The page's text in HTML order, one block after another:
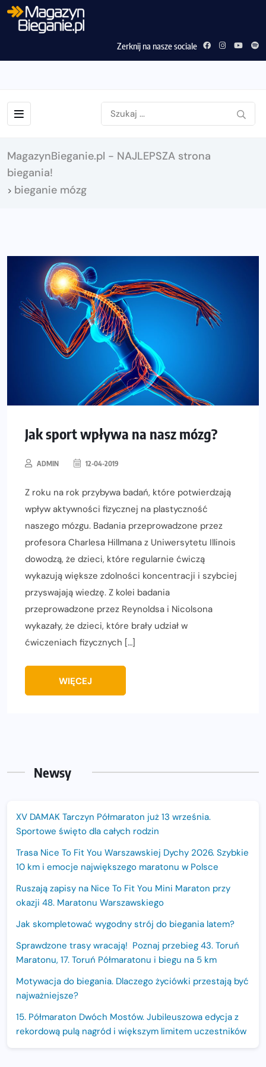
Zerknij na nasze sociale
MagazynBieganie.pl - NAJLEPSZA strona
biegania!
> bieganie mózg
Jak sport wpływa na nasz mózg?
ADMIN 12-04-2019
Z roku na rok przybywa badań, które potwierdzają
wpływ aktywności fizycznej na plastyczność
naszego mózgu. Badania przeprowadzone przez
profesora Charlesa Hillmana z Uniwersytetu Illinois
dowodzą, że dzieci, które regularnie ćwiczą
wykazują większe zdolności koncentracji i szybciej
przyswajają wiedzę. Z kolei badania
przeprowadzone przez Reynoldsa i Nicolsona
wykazały, że dzieci, które brały udział w
ćwiczeniach fizycznych […]
WIĘCEJ
Newsy
XV DAMAK Tarczyn Półmaraton już 13 września.
Sportowe święto dla całych rodzin
Trasa Nice To Fit You Warszawskiej Dychy 2026. Szybkie
10 km i emocje największego maratonu w Polsce
Ruszają zapisy na Nice To Fit You Mini Maraton przy
okazji 48. Maratonu Warszawskiego
Jak skompletować wygodny strój do biegania latem?
Sprawdzone trasy wracają! Poznaj przebieg 43. Toruń
Maratonu, 17. Toruń Półmaratonu i biegu na 5 km
Motywacja do biegania. Dlaczego życiówki przestają być
najważniejsze?
15. Półmaraton Dwóch Mostów. Jubileuszowa edycja z
rekordową pulą nagród i większym limitem uczestników